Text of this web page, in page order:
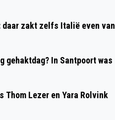
daar zakt zelfs Italië even van
gehaktdag? In Santpoort was
Thom Lezer en Yara Rolvink